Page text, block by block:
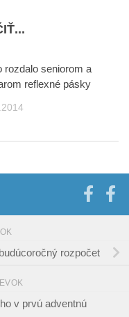
rozdalo seniorom a
reflexné pásky
rozpočet
v prvú adventnú